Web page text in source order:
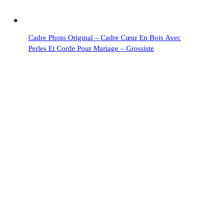
Cadre Photo Original – Cadre Cœur En Bois Avec
Perles Et Corde Pour Mariage – Grossiste